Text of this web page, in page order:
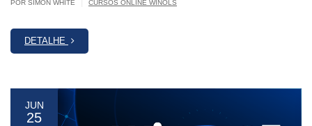
POR SIMON WHITE CURSOS ONLINE WINOLS
DETALHE
JUN
25